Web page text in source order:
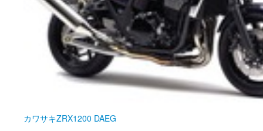
カワサキZRX1200 DAEG